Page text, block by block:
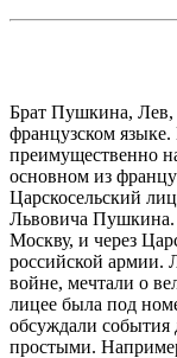
Брат Пушкина, Лев,
французском
преимущественно
основном из
Царскосельский
Львовича Пушкина.
Москву, и через
российской армии.
войне, мечтали о
лицее была под
обсуждали
простыми.